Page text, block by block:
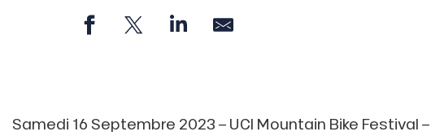
Samedi 16 Septembre 2023 – UCI Mountain Bike Festival